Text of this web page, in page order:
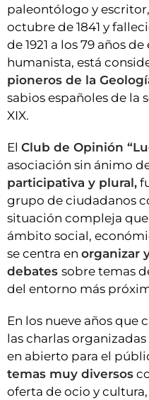
paleontólogo y
octubre de 1841 y
de 1921 a los 79 años
humanista, está
pioneros de la
sabios españoles de la
XIX.
El Club de Opinión
asociación sin ánimo
participativa y plural,
grupo de ciudadanos
situación compleja que
ámbito social,
se centra en organizar
debates sobre temas
del entorno más
En los nueve años que
las charlas
en abierto para el
temas muy diversos
oferta de ocio y